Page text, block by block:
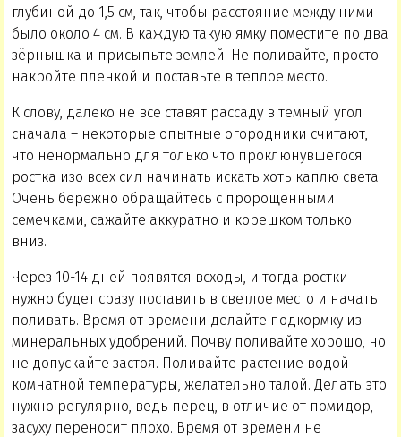
глубиной до 1,5 см, так, чтобы расстояние между ними
было около 4 см. В каждую такую ямку поместите по два
зёрнышка и присыпьте землей. Не поливайте, просто
накройте пленкой и поставьте в теплое место.
К слову, далеко не все ставят рассаду в темный угол
сначала – некоторые опытные огородники считают,
что ненормально для только что проклюнувшегося
ростка изо всех сил начинать искать хоть каплю света.
Очень бережно обращайтесь с пророщенными
семечками, сажайте аккуратно и корешком только
вниз.
Через 10-14 дней появятся всходы, и тогда ростки
нужно будет сразу поставить в светлое место и начать
поливать. Время от времени делайте подкормку из
минеральных удобрений. Почву поливайте хорошо, но
не допускайте застоя. Поливайте растение водой
комнатной температуры, желательно талой. Делать это
нужно регулярно, ведь перец, в отличие от помидор,
засуху переносит плохо. Время от времени не